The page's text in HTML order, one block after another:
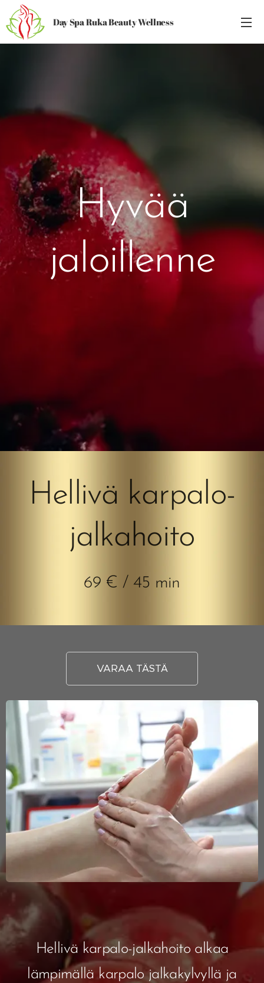
Day Spa Ruka Beauty Wellness
Hyvää
jaloillenne
Hellivä karpalo-
jalkahoito
69 € / 45 min
VARAA TÄSTÄ
Hellivä karpalo-jalkahoito alkaa
lämpimällä karpalo jalkakylvyllä ja